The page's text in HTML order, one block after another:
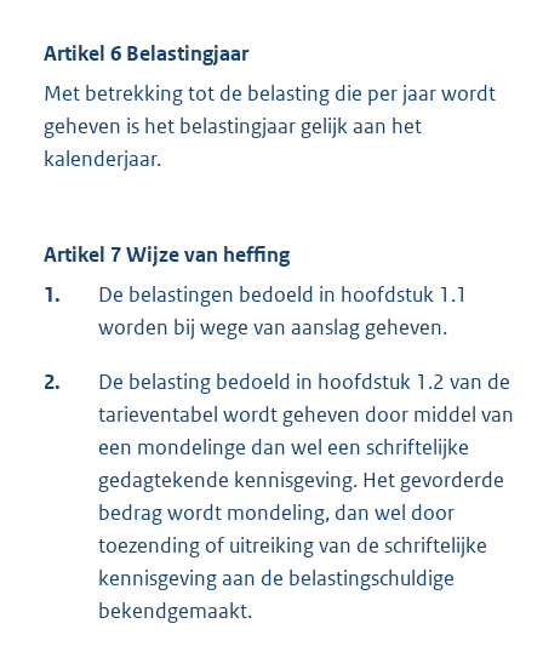
Artikel 6 Belastingjaar
Met betrekking tot de belasting die per jaar wordt
geheven is het belastingjaar gelijk aan het
kalenderjaar.
Artikel 7 Wijze van heffing
1.
De belastingen bedoeld in hoofdstuk 1.1
worden bij wege van aanslag geheven.
2.
De belasting bedoeld in hoofdstuk 1.2 van de
tarieventabel wordt geheven door middel van
een mondelinge dan wel een schriftelijke
gedagtekende kennisgeving. Het gevorderde
bedrag wordt mondeling, dan wel door
toezending of uitreiking van de schriftelijke
kennisgeving aan de belastingschuldige
bekendgemaakt.